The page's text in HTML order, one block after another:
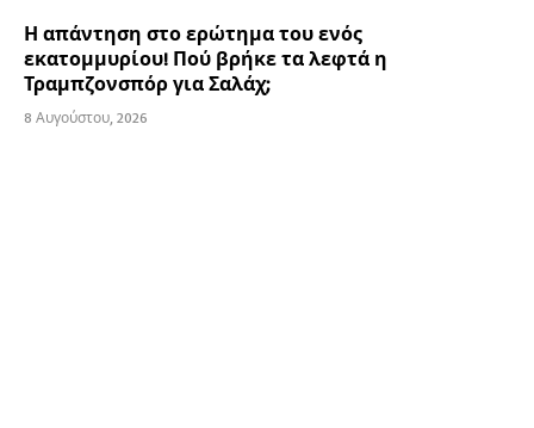
Η απάντηση στο ερώτημα του ενός
εκατομμυρίου! Πού βρήκε τα λεφτά η
Τραμπζονσπόρ για Σαλάχ;
8 Αυγούστου, 2026